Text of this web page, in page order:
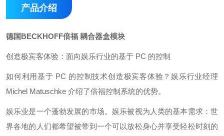
产品介绍
德国BECKHOFF倍福 耦合器盒模块
创造极宾客体验：面向娱乐行业的基于 PC 的控制
如何利用基于 PC 的控制技术创造极宾客体验？娱乐行业经理
Michel Matuschke 介绍了倍福控制系统的优势。
娱乐业是一个蓬勃发展的市场。娱乐被视为人类的基本需求：世
界各地的人们都希望被带到一个可以放松身心并享受轻松时刻的